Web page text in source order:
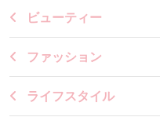
ビューティー
ファッション
ライフスタイル